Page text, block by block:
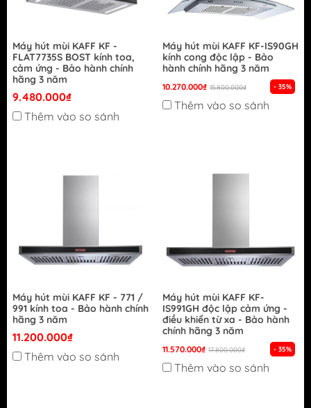
Máy hút mùi KAFF KF -
FLAT7735S BOST kính toa,
cảm ứng - Bảo hành chính
hãng 3 năm
9.480.000₫
Thêm vào so sánh
Máy hút mùi KAFF KF-IS90GH
kính cong độc lập - Bảo
hành chính hãng 3 năm
10.270.000₫ 15.800.000₫ - 35%
Thêm vào so sánh
Máy hút mùi KAFF KF - 771 /
991 kính toa - Bảo hành chính
hãng 3 năm
11.200.000₫
Thêm vào so sánh
Máy hút mùi KAFF KF-
IS991GH độc lập cảm ứng -
điều khiển từ xa - Bảo hành
chính hãng 3 năm
11.570.000₫ 17.800.000₫ - 35%
Thêm vào so sánh